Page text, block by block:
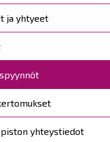
ja yhtyeet
yhteystiedot